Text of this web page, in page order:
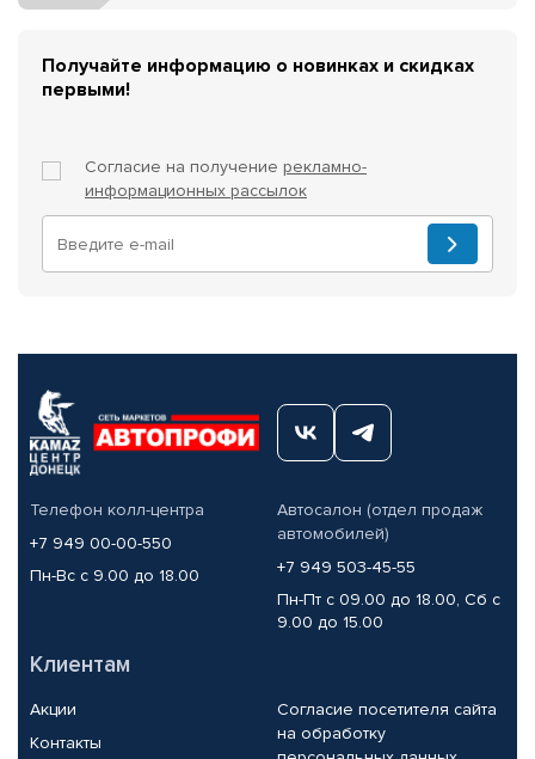
Получайте информацию о новинках и скидках
первыми!
Согласие на получение рекламно-
информационных рассылок
Телефон колл-центра
+7 949 00-00-550
Пн-Вс с 9.00 до 18.00
Автосалон (отдел продаж
автомобилей)
+7 949 503-45-55
Пн-Пт с 09.00 до 18.00, Сб с
9.00 до 15.00
Клиентам
Акции
Контакты
Согласие посетителя сайта
на обработку